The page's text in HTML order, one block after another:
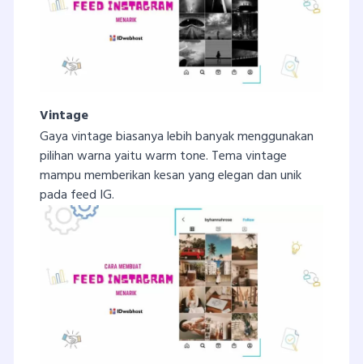
Vintage
Gaya vintage biasanya lebih banyak menggunakan
pilihan warna yaitu warm tone. Tema vintage
mampu memberikan kesan yang elegan dan unik
pada feed IG.